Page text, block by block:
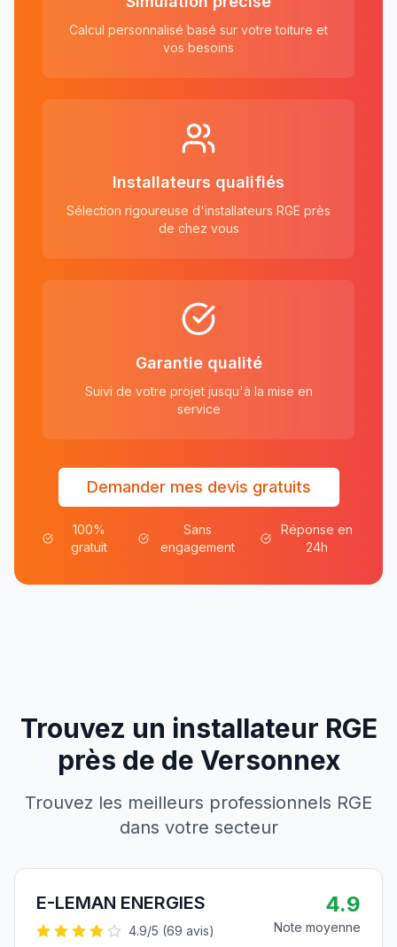
Calcul personnalisé basé sur votre toiture et
vos besoins
Installateurs qualifiés
Sélection rigoureuse d'installateurs RGE près
de chez vous
Garantie qualité
Suivi de votre projet jusqu'à la mise en
service
Demander mes devis gratuits
100%
gratuit
Sans
engagement
Réponse en
24h
Trouvez un installateur RGE
près de de Versonnex
Trouvez les meilleurs professionnels RGE
dans votre secteur
E-LEMAN ENERGIES
4.9/5 (69 avis)
4.9
Note moyenne